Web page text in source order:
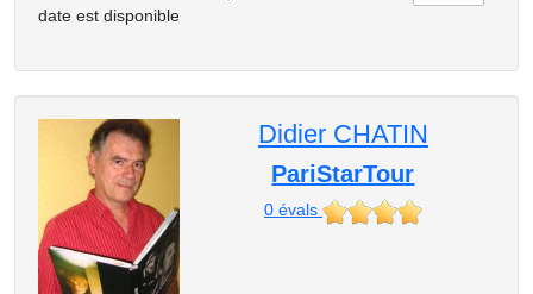
date est disponible
Didier CHATIN
PariStarTour
0évals